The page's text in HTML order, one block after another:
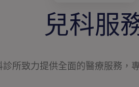
兒科服
所致力提供全面的醫療服務，